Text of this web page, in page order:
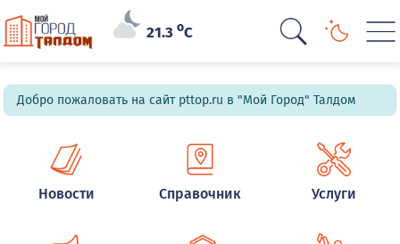
21.3oC
Добро пожаловать на сайт pttop.ru в "Мой Город" Талдом
Новости Справочник Услуги